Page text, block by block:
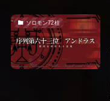
ソロモン72柱